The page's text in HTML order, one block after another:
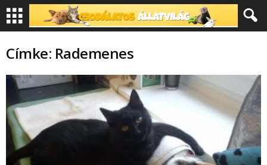
Címke: Rademenes